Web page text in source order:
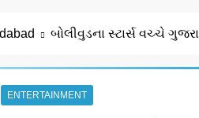
બોલીવુડના સ્ટાર્સ વચ્ચે
ENTERTAINMENT